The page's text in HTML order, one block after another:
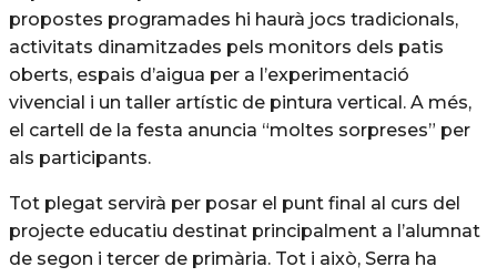
propostes programades hi haurà jocs tradicionals,
activitats dinamitzades pels monitors dels patis
oberts, espais d’aigua per a l’experimentació
vivencial i un taller artístic de pintura vertical. A més,
el cartell de la festa anuncia “moltes sorpreses” per
als participants.
Tot plegat servirà per posar el punt final al curs del
projecte educatiu destinat principalment a l’alumnat
de segon i tercer de primària. Tot i això, Serra ha